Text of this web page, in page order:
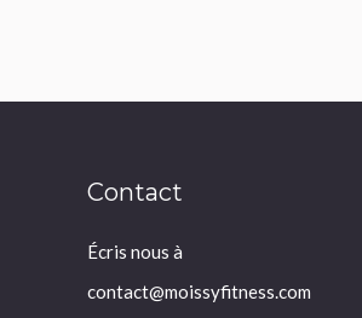
Contact
Écris nous à
contact@moissyfitness.com